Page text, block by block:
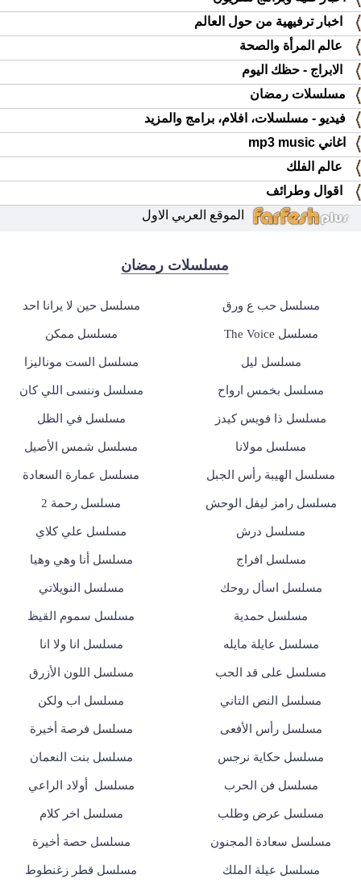
اخبار ترفيهية من حول العالم
عالم المرأة والصحة
الابراج - حظك اليوم
مسلسلات رمضان
فيديو - مسلسلات، افلام، برامج والمزيد
اغاني mp3 music
عالم الفلك
اقوال وطرائف
الموقع العربي الاول
مسلسلات رمضان
مسلسل حب ع ورق مسلسل حين لا يرانا احد
مسلسل The Voice مسلسل ممكن
مسلسل ليل مسلسل الست موناليزا
مسلسل بخمس ارواح مسلسل وننسى اللي كان
مسلسل ذا فويس كيدز مسلسل في الظل
مسلسل مولانا مسلسل شمس الأصيل
مسلسل الهيبة رأس الجبل مسلسل عمارة السعادة
مسلسل رامز ليفل الوحش مسلسل رحمة 2
مسلسل درش مسلسل علي كلاي
مسلسل افراج مسلسل أنا وهي وهيا
مسلسل اسأل روحك مسلسل النويلاتي
مسلسل حمدية مسلسل سموم القيظ
مسلسل عايلة مايله مسلسل انا ولا انا
مسلسل على قد الحب مسلسل اللون الأزرق
مسلسل النص التاني مسلسل اب ولكن
مسلسل رأس الأفعى مسلسل فرصة أخيرة
مسلسل حكاية نرجس مسلسل بنت النعمان
مسلسل فن الحرب مسلسل أولاد الراعي
مسلسل عرض وطلب مسلسل اخر كلام
مسلسل سعادة المجنون مسلسل حصة أخيرة
مسلسل عيلة الملك مسلسل قطر زغنطوط